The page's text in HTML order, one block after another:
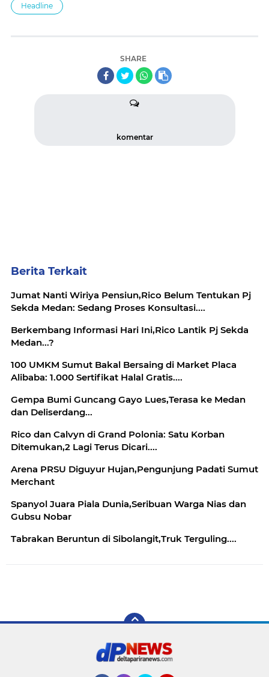
Headline
SHARE
komentar
Berita Terkait
Jumat Nanti Wiriya Pensiun,Rico Belum Tentukan Pj
Sekda Medan: Sedang Proses Konsultasi....
Berkembang Informasi Hari Ini,Rico Lantik Pj Sekda
Medan...?
100 UMKM Sumut Bakal Bersaing di Market Placa
Alibaba: 1.000 Sertifikat Halal Gratis....
Gempa Bumi Guncang Gayo Lues,Terasa ke Medan
dan Deliserdang...
Rico dan Calvyn di Grand Polonia: Satu Korban
Ditemukan,2 Lagi Terus Dicari....
Arena PRSU Diguyur Hujan,Pengunjung Padati Sumut
Merchant
Spanyol Juara Piala Dunia,Seribuan Warga Nias dan
Gubsu Nobar
Tabrakan Beruntun di Sibolangit,Truk Terguling....